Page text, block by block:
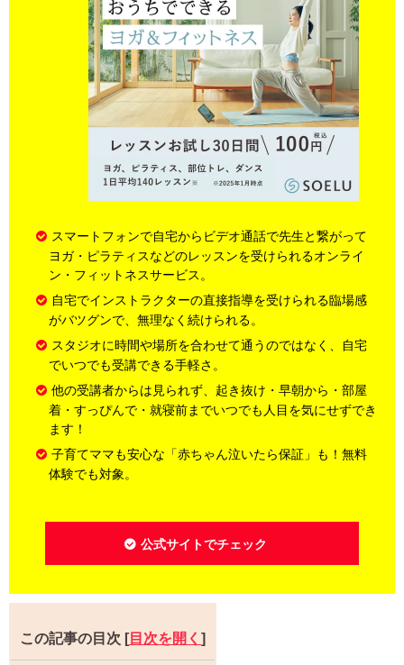
スマートフォンで自宅からビデオ通話で先生と繋がって
ヨガ・ピラティスなどのレッスンを受けられるオンライ
ン・フィットネスサービス。
自宅でインストラクターの直接指導を受けられる臨場感
がバツグンで、無理なく続けられる。
スタジオに時間や場所を合わせて通うのではなく、自宅
でいつでも受講できる手軽さ。
他の受講者からは見られず、起き抜け・早朝から・部屋
着・すっぴんで・就寝前までいつでも人目を気にせずでき
ます！
子育てママも安心な「赤ちゃん泣いたら保証」も！無料
体験でも対象。
公式サイトでチェック
この記事の目次 [目次を開く ]